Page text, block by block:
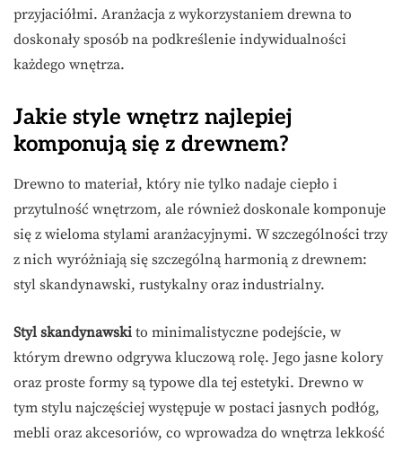
przyjaciółmi. Aranżacja z wykorzystaniem drewna to
doskonały sposób na podkreślenie indywidualności
każdego wnętrza.
Jakie style wnętrz najlepiej
komponują się z drewnem?
Drewno to materiał, który nie tylko nadaje ciepło i
przytulność wnętrzom, ale również doskonale komponuje
się z wieloma stylami aranżacyjnymi. W szczególności trzy
z nich wyróżniają się szczególną harmonią z drewnem:
styl skandynawski, rustykalny oraz industrialny.
Styl skandynawski to minimalistyczne podejście, w
którym drewno odgrywa kluczową rolę. Jego jasne kolory
oraz proste formy są typowe dla tej estetyki. Drewno w
tym stylu najczęściej występuje w postaci jasnych podłóg,
mebli oraz akcesoriów, co wprowadza do wnętrza lekkość